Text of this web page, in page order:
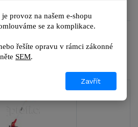
provoz na našem e-shopu
se za komplikace.
řešíte opravu v rámci zákonné
SEM.
Zavřít